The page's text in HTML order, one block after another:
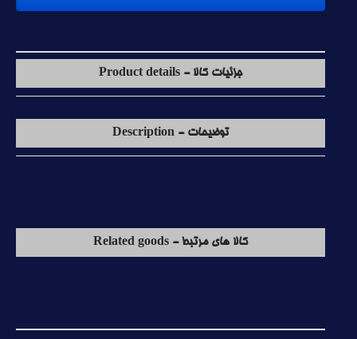
جزئیات کالا - Product details
توضیحات - Description
کالا های مرتبط - Related goods